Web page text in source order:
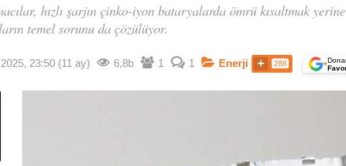
hızlı şarjın çinko-iyon bataryalarda ömrü kısaltmak
temel sorunu da çözülüyor.
23:50 (11 ay) 6,8b 1 1 Enerji 288 +